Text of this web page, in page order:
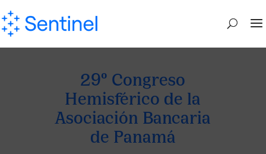
29º Congreso
Hemisférico de la
Asociación Bancaria
de Panamá